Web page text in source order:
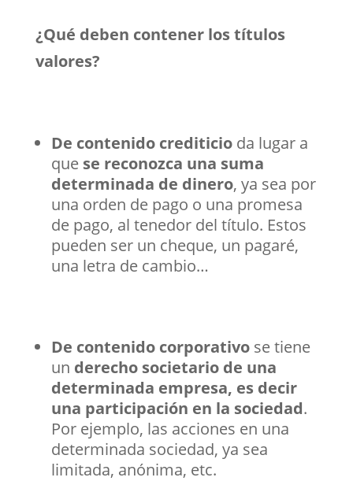
¿Qué deben contener los títulos
valores?
De contenido crediticioda lugar a
que se reconozca una suma
determinada de dinero, ya sea por
una orden de pago o una promesa
de pago, al tenedor del título. Estos
pueden ser un cheque, un pagaré,
una letra de cambio…
De contenido corporativose tiene
un derecho societario de una
determinada empresa, es decir
una participación en la sociedad.
Por ejemplo, las acciones en una
determinada sociedad, ya sea
limitada, anónima, etc.